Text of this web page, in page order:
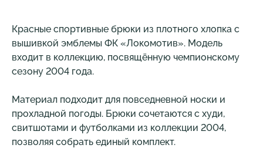
Красные спортивные брюки из плотного хлопка с
вышивкой эмблемы ФК «Локомотив». Модель
входит в коллекцию, посвящённую чемпионскому
сезону 2004 года.
Материал подходит для повседневной носки и
прохладной погоды. Брюки сочетаются с худи,
свитшотами и футболками из коллекции 2004,
позволяя собрать единый комплект.